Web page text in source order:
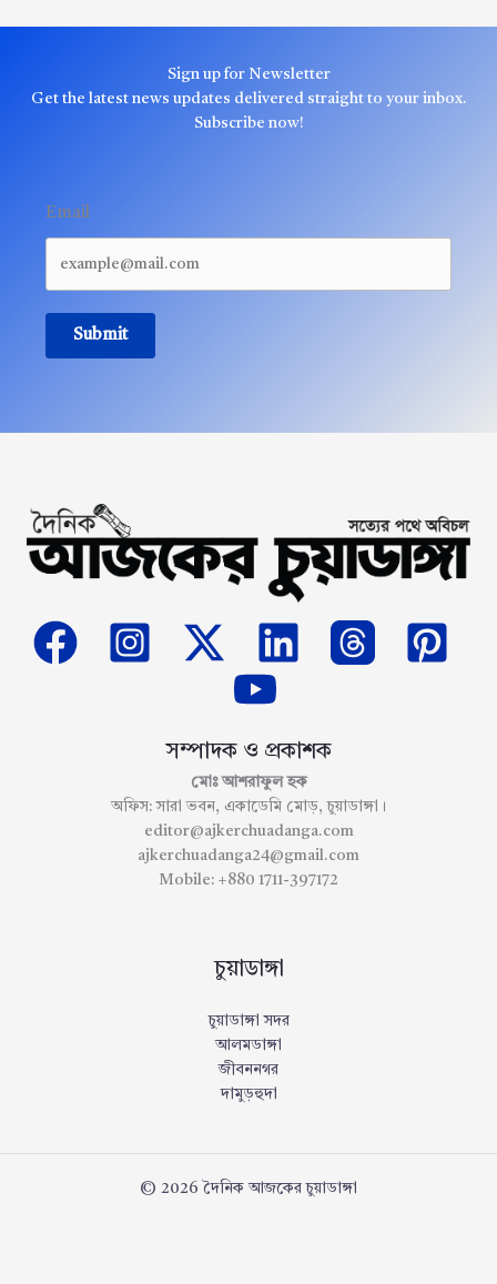
Sign up for Newsletter
Get the latest news updates delivered straight to your inbox.
Subscribe now!
Email
Submit
সম্পাদক ও প্রকাশক
মোঃ আশরাফুল হক
অফিস: সারা ভবন, একাডেমি মোড়, চুয়াডাঙ্গা।
editor@ajkerchuadanga.com
ajkerchuadanga24@gmail.com
Mobile: +880 1711-397172
চুয়াডাঙ্গা
চুয়াডাঙ্গা সদর
আলমডাঙ্গা
জীবননগর
দামুড়হুদা
© 2026 দৈনিক আজকের চুয়াডাঙ্গা